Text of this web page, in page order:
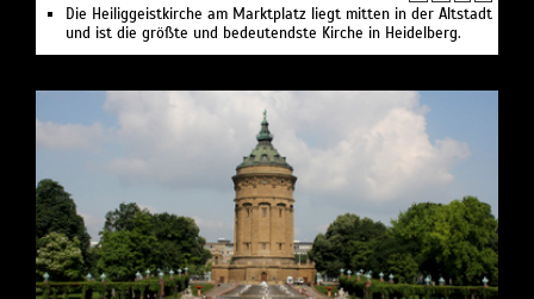
Die Heiliggeistkirche am Marktplatz liegt mitten in der Altstadt
und ist die größte und bedeutendste Kirche in Heidelberg.